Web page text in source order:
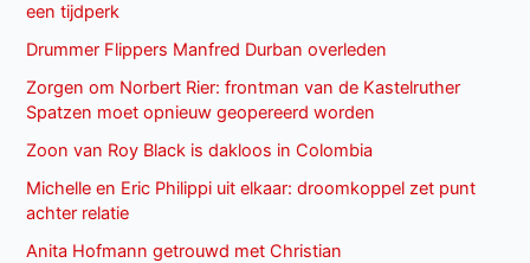
een tijdperk
Drummer Flippers Manfred Durban overleden
Zorgen om Norbert Rier: frontman van de Kastelruther
Spatzen moet opnieuw geopereerd worden
Zoon van Roy Black is dakloos in Colombia
Michelle en Eric Philippi uit elkaar: droomkoppel zet punt
achter relatie
Anita Hofmann getrouwd met Christian